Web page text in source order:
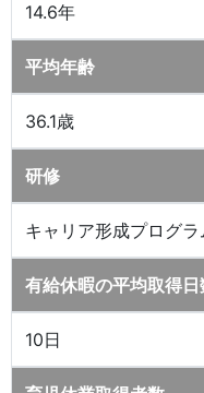
14.6年
平均年齢
36.1歳
研修
キャリア形成プログ
有給休暇の平均取得日
10日